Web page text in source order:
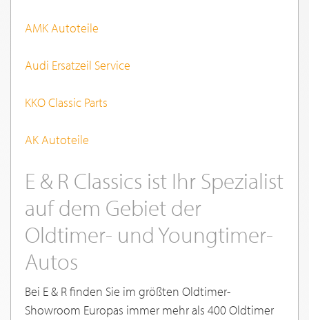
AMK Autoteile
Audi Ersatzeil Service
KKO Classic Parts
AK Autoteile
E & R Classics ist Ihr Spezialist
auf dem Gebiet der
Oldtimer- und Youngtimer-
Autos
Bei E & R finden Sie im größten Oldtimer-
Showroom Europas immer mehr als 400 Oldtimer